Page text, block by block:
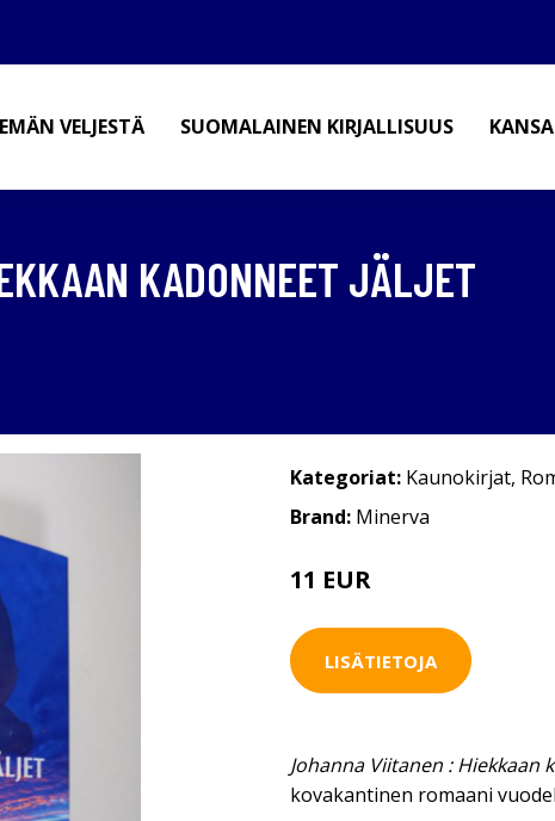
VELJESTÄ SUOMALAINEN KIRJALLISUUS
KADONNEET JÄLJET
Kategoriat: Kaunokirjat,
Brand: Minerva
11 EUR
LISÄTIETOJA
Johanna Viitanen : Hiekkaan
kovakantinen romaani